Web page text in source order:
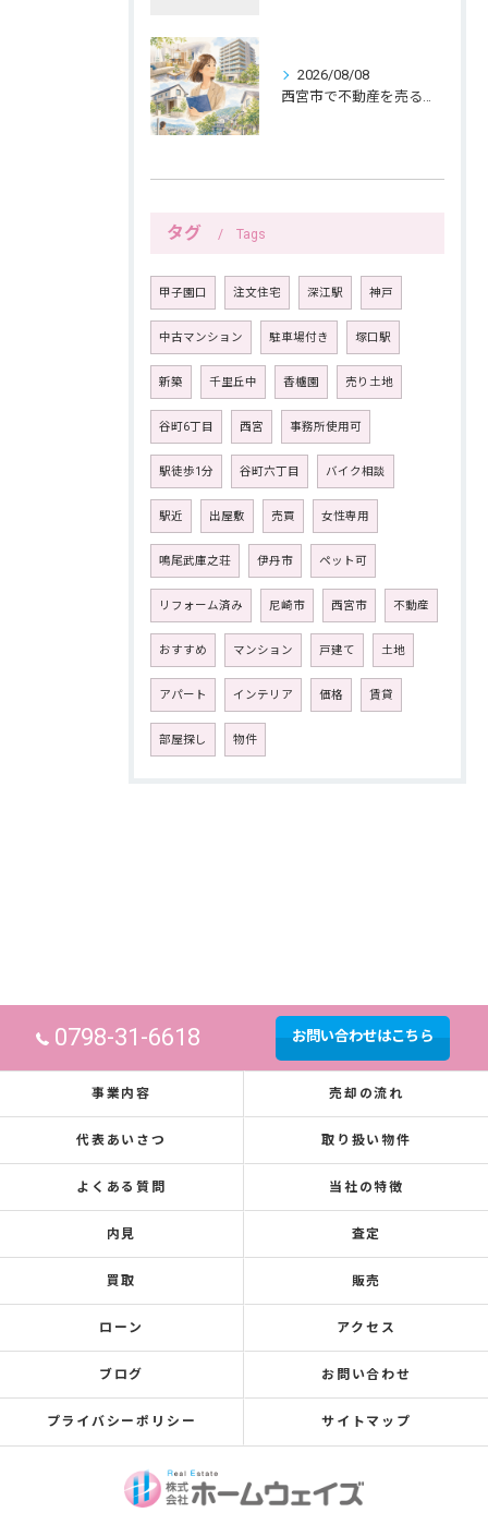
2026/08/08
タグ Tags
甲子園口 注文住宅 深江駅 神戸
中古マンション 駐車場付き 塚口駅
新築 千里丘中 香櫨園 売り土地
谷町6丁目 西宮 事務所使用可
駅徒歩1分 谷町六丁目 バイク相談
駅近 出屋敷 売買 女性専用
鳴尾武庫之荘 伊丹市 ペット可
リフォーム済み 尼崎市 西宮市 不動産
おすすめ マンション 戸建て 土地
アパート インテリア 価格 賃貸
部屋探し 物件
0798-31-6618 お問い合わせはこちら
事業内容 売却の流れ
代表あいさつ 取り扱い物件
よくある質問 当社の特徴
内見 査定
買取 販売
ローン アクセス
ブログ お問い合わせ
プライバシーポリシー サイトマップ